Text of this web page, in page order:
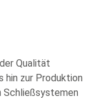
Qualität
hin zur Produktion
Schließsystemen